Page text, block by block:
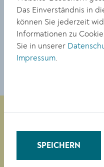
Abgeschlossen
Stellungnahme:
Die alten
Obere Landstraße 4
A-3500 Krems
Das Einverständnis in
können Sie jederzeit
Informationen zu
Sie in unserer
Impressum.
SPEICHERN